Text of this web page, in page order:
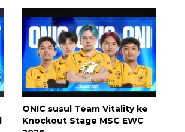
ONIC susul Team Vitality ke
Knockout Stage MSC EWC